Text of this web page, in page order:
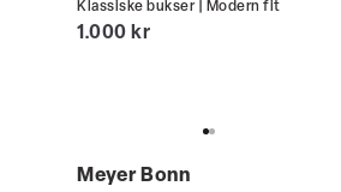
Klassiske bukser | Modern fit
I alt (inkl. rabat)
1.000 kr
Meyer Bonn